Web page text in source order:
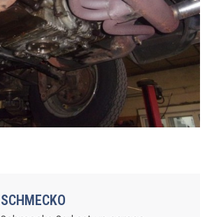
SCHMECKO